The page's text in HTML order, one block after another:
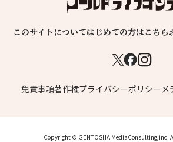
このサイトについてはじめての方はこちら
免責事項著作権プライバシーポリシー メ
Copyright © GENTOSHA MediaConsulting,inc.